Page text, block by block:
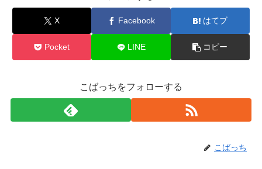
X Facebook はてブ
Pocket LINE コピー
こばっちをフォローする
こばっち